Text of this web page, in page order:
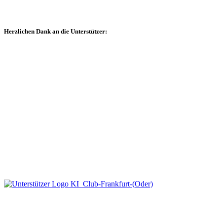
Herzlichen Dank an die Unterstützer: